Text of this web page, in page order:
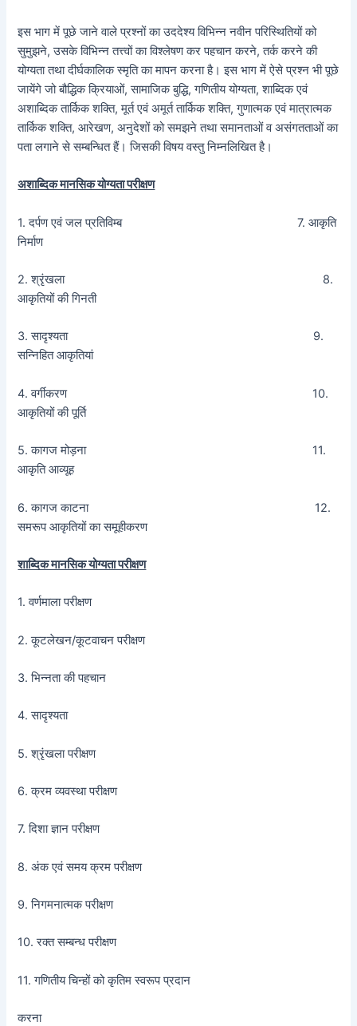
इस भाग में पूछे जाने वाले प्रश्नों का उददेश्य विभिन्न नवीन परिस्थितियों को
सुमुझने, उसके विभिन्न तत्त्वों का विश्लेषण कर पहचान करने, तर्क करने की
योग्यता तथा दीर्घकालिक स्मृति का मापन करना है। इस भाग में ऐसे प्रश्न भी पूछे
जायेंगे जो बौद्धिक क्रियाओं, सामाजिक बुद्धि, गणितीय योग्यता, शाब्दिक एवं
अशाब्दिक तार्किक शक्ति, मूर्त एवं अमूर्त तार्किक शक्ति, गुणात्मक एवं मात्रात्मक
तार्किक शक्ति, आरेखण, अनुदेशों को समझने तथा समानताओं व असंगतताओं का
पता लगाने से सम्बन्धित हैं। जिसकी विषय वस्तु निम्नलिखित है।
अशाब्दिक मानसिक योग्यता परीक्षण
1. दर्पण एवं जल प्रतिविम्ब 7. आकृति
निर्माण
2. श्रृंखला 8.
आकृतियों की गिनती
3. सादृश्यता 9.
सन्निहित आकृतियां
4. वर्गीकरण 10.
आकृतियों की पूर्ति
5. कागज मोड़ना 11.
आकृति आव्यूह
6. कागज काटना 12.
समरूप आकृतियों का समूहीकरण
शाब्दिक मानसिक योग्यता परीक्षण
1. वर्णमाला परीक्षण
2. कूटलेखन/कूटवाचन परीक्षण
3. भिन्नता की पहचान
4. सादृश्यता
5. श्रृंखला परीक्षण
6. क्रम व्यवस्था परीक्षण
7. दिशा ज्ञान परीक्षण
8. अंक एवं समय क्रम परीक्षण
9. निगमनात्मक परीक्षण
10. रक्त सम्बन्ध परीक्षण
11. गणितीय चिन्हों को कृतिम स्वरूप प्रदान
करना